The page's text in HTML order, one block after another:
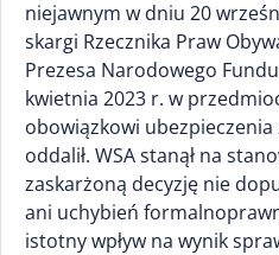
niejawnym w dniu 20
skargi Rzecznika Praw
Prezesa Narodowego
kwietnia 2023 r. w
obowiązkowi
oddalił. WSA stanął na
zaskarżoną decyzję nie
ani uchybień
istotny wpływ na wynik